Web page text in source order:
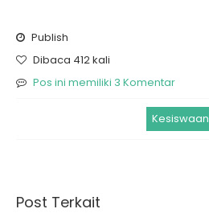
Publish
Dibaca 412 kali
Pos ini memiliki 3 Komentar
Kesiswaan
Post Terkait